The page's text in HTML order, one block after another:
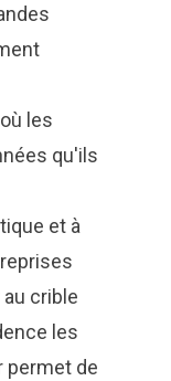
les
qu'ils
et à
crible
les
permet de